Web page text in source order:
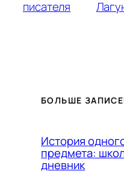
писателя
БОЛЬШЕ
История
предмета:
дневник